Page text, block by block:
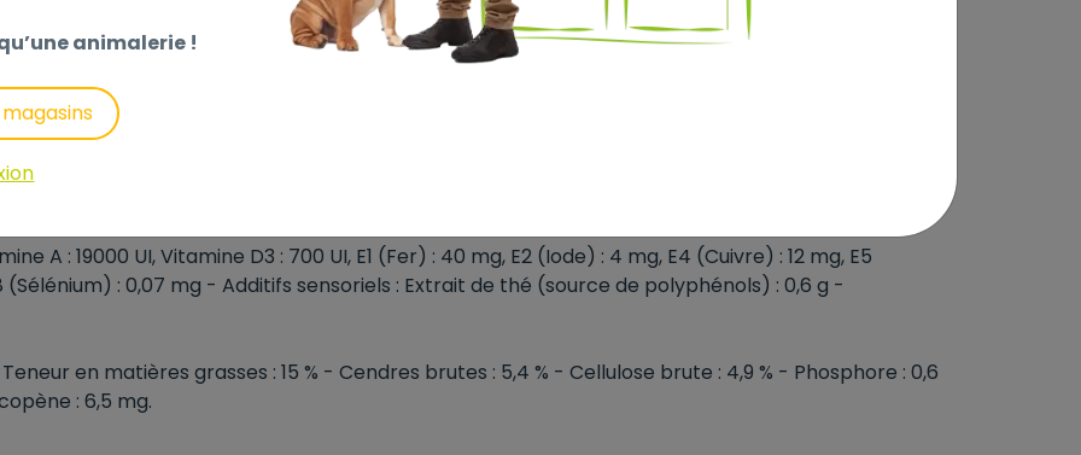
système urinaire du chat adulte.
farine de maïs, protéines de volaille déshydratées, blé, gluten de maïs, graisses animales,
pulpe de chicorée, sels minéraux, huile de poisson, huile de soja, levures et composants de
oligosaccharides, téguments et graines de psyllium, hydrolysat de levure (source de mannan-
de glucosamine), huile de bourrache, extrait de rose d’Inde (source de lutéine), hydrolysat
A : 19000 UI, Vitamine D3 : 700 UI, E1 (Fer) : 40 mg, E2 (Iode) : 4 mg, E4 (Cuivre) : 12 mg, E5
(Sélénium) : 0,07 mg - Additifs sensoriels : Extrait de thé (source de polyphénols) : 0,6 g -
en matières grasses : 15 % - Cendres brutes : 5,4 % - Cellulose brute : 4,9 % - Phosphore : 0,6
: 6,5 mg.
animalerie !